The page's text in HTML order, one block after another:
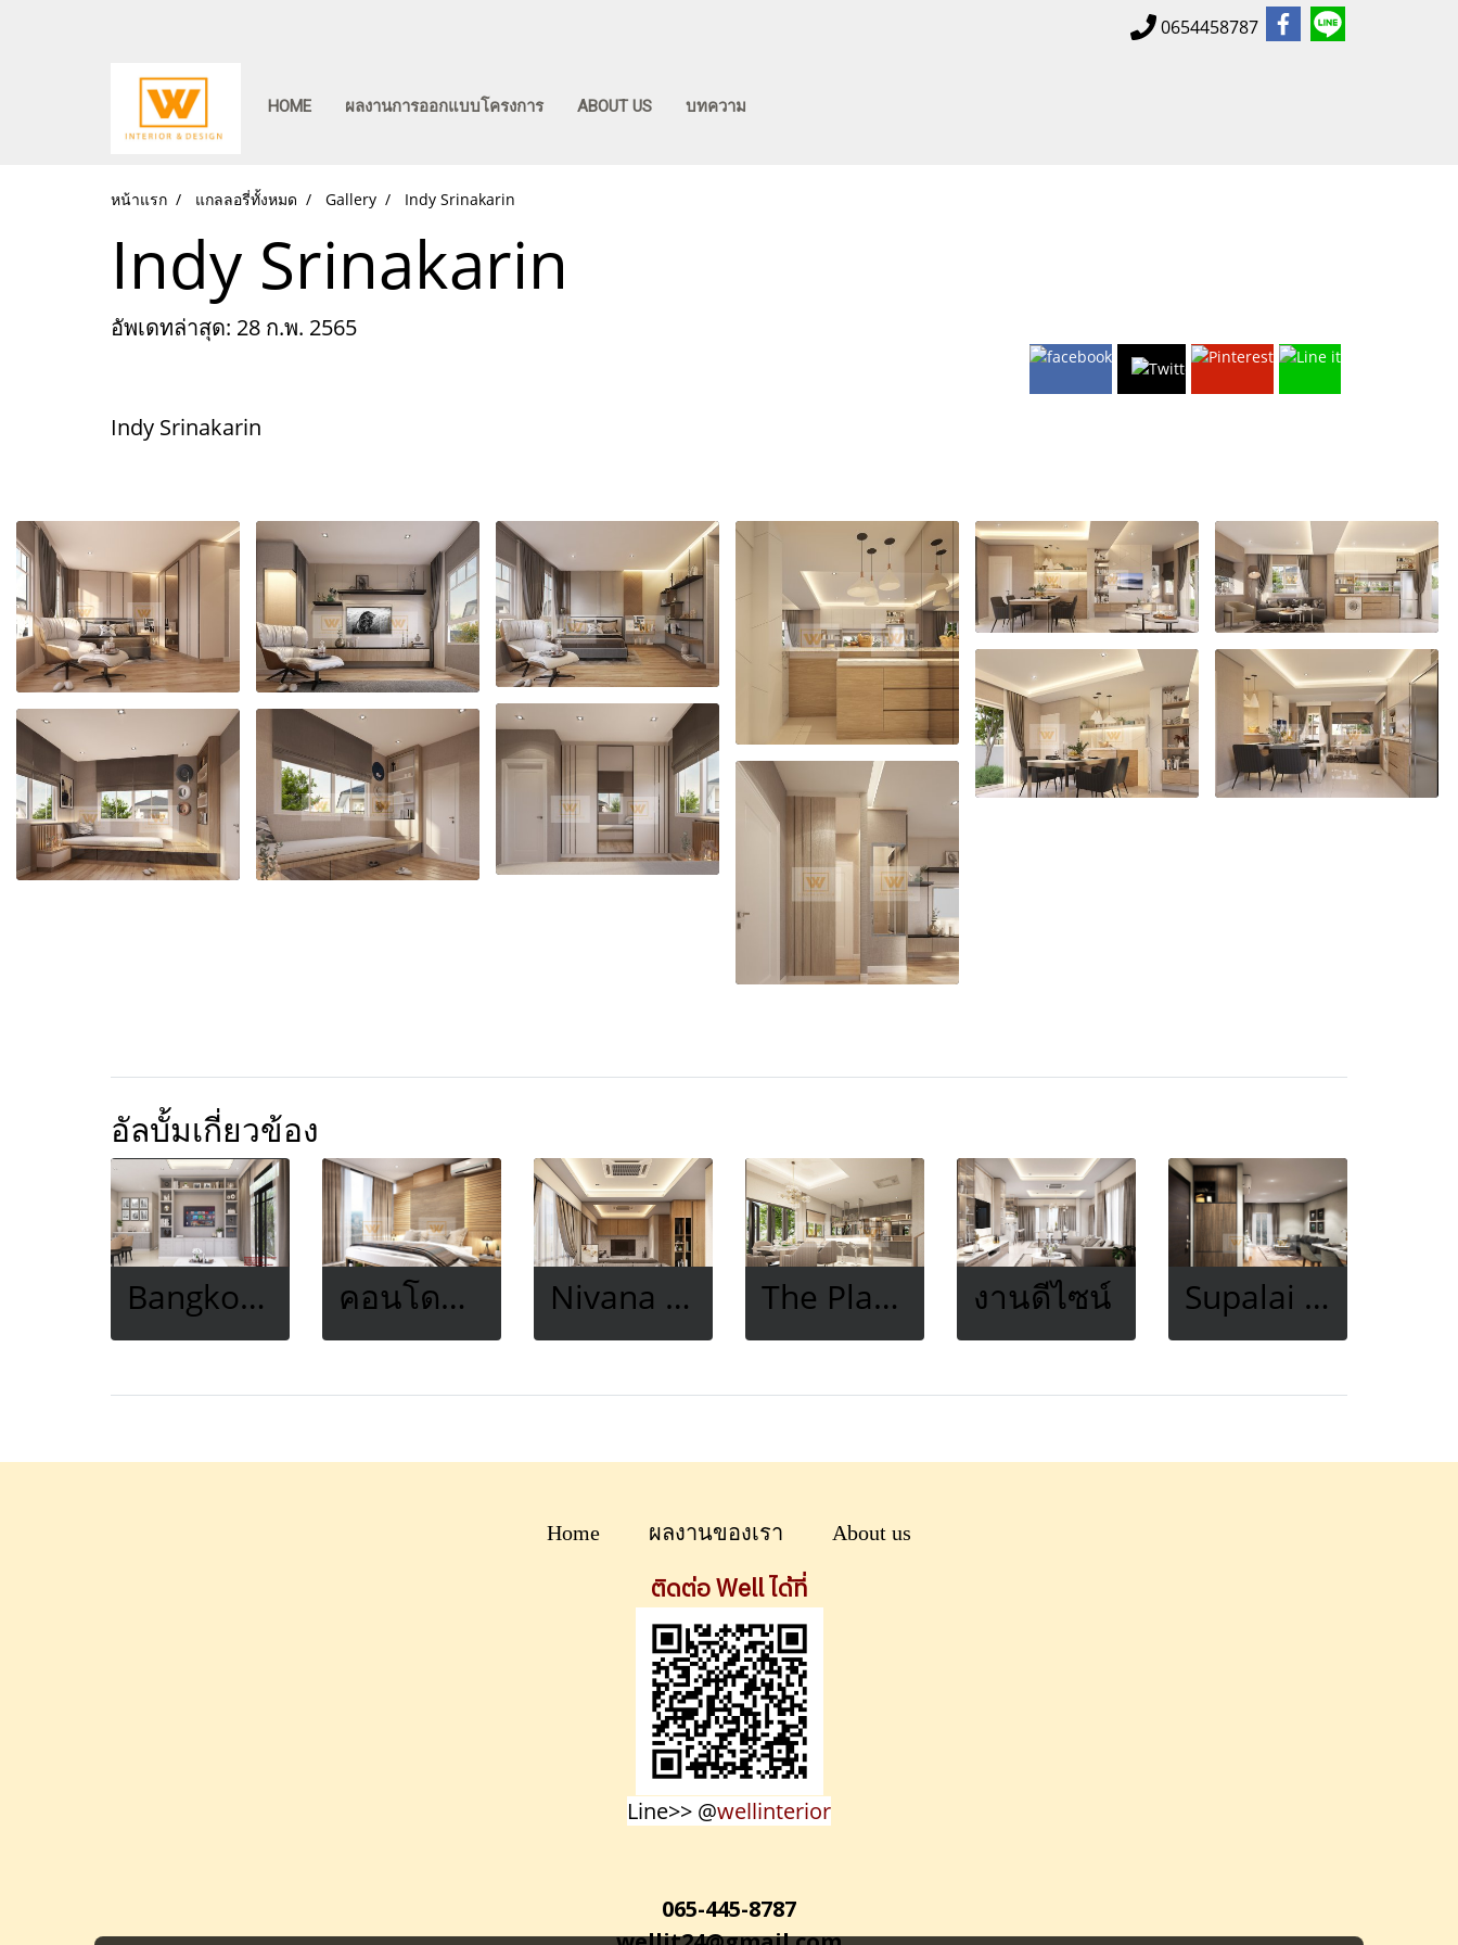
0654458787
HOME ผลงานการออกแบบโครงการ ABOUT US บทความ
หน้าแรก แกลลอรี่ทั้งหมด Gallery Indy Srinakarin
Indy Srinakarin
อัพเดทล่าสุด: 28 ก.พ. 2565
Indy Srinakarin
อัลบั้มเกี่ยวข้อง
Bangkok Boulevard แจ้งวัฒนะ 2 คอนโดซอยอารีย์ Nivana @Work Kaset Nawamin The Plant Exclusique พัฒนาการ 38 งานดีไซน์ Supalai Veranda
Home ผลงานของเรา About us
ติดต่อ Well ได้ที่
Line>> @wellinterior
065-445-8787